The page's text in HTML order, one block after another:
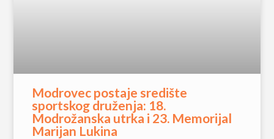
Modrovec postaje središte
sportskog druženja: 18.
Modrožanska utrka i 23. Memorijal
Marijan Lukina